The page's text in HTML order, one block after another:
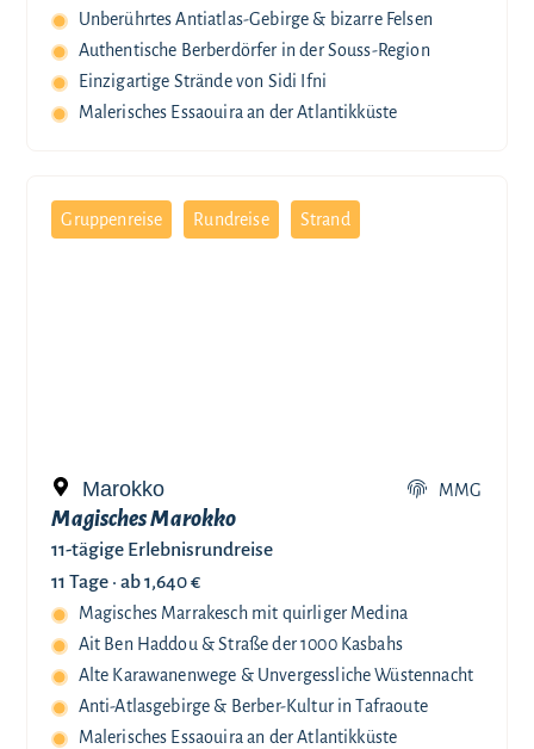
Unberührtes Antiatlas-Gebirge & bizarre Felsen
Authentische Berberdörfer in der Souss-Region
Einzigartige Strände von Sidi Ifni
Malerisches Essaouira an der Atlantikküste
Gruppenreise Rundreise Strand
Marokko MMG
Magisches Marokko
11-tägige Erlebnisrundreise
11 Tage · ab 1,640 €
Magisches Marrakesch mit quirliger Medina
Ait Ben Haddou & Straße der 1000 Kasbahs
Alte Karawanenwege & Unvergessliche Wüstennacht
Anti-Atlasgebirge & Berber-Kultur in Tafraoute
Malerisches Essaouira an der Atlantikküste